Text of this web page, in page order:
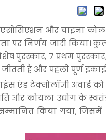
और चाइना
पर निर्णय जारी किया।
पुरस्कार, 7 प्रथम
हैं और पहली पूर्ण
एंड टेक्नोलॉजी अवार्ड
और कोयला उद्योग के
किया गया, जिसमें